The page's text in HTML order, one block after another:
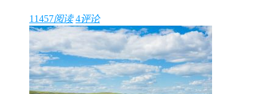
11457阅读 4评论